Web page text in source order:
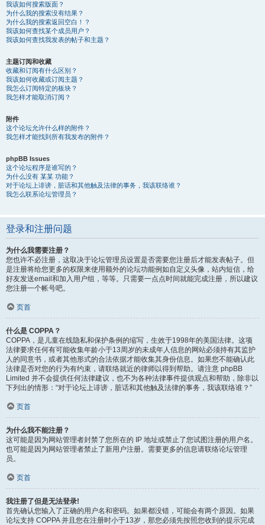
我该如何搜索版面？
为什么我的搜索没有结果？
为什么我的搜索返回空白！？
我该如何查找某个成员用户？
我该如何查找我发表的帖子和主题？
主题订阅和收藏
收藏和订阅有什么区别？
我该如何收藏或订阅主题？
我怎么订阅特定的板块？
我怎样才能取消订阅？
附件
这个论坛允许什么样的附件？
我怎样才能找到所有我发布的附件？
phpBB Issues
这个论坛程序是谁写的？
为什么没有 某某 功能？
对于论坛上诽谤，脏话和其他触及法律的事务，我该联络谁？
我怎么联系论坛管理员？
登录和注册问题
为什么我需要注册？
您也许不必注册，这取决于论坛管理员设置是否需要您注册后才能发表帖子。但
是注册将给您更多的权限来使用额外的论坛功能例如自定义头像，站内短信，给
好友发送email和加入用户组，等等。只需要一点点时间就能完成注册，所以建议
您注册一个帐号吧。
页首
什么是 COPPA？
COPPA，是儿童在线隐私和保护条例的缩写，生效于1998年的美国法律。这项
法律要求任何有可能收集年龄小于13周岁的未成年人信息的网站必须持有其监护
人的同意书，或者其他形式的合法依据才能收集其身份信息。如果您不能确认此
法律是否对您的行为有约束，请联络就近的律师以得到帮助。请注意 phpBB
Limited 并不会提供任何法律建议，也不为各种法律事件提供观点和帮助，除非以
下列出的情形：“对于论坛上诽谤，脏话和其他触及法律的事务，我该联络谁？”
页首
为什么我不能注册？
这可能是因为网站管理者封禁了您所在的 IP 地址或禁止了您试图注册的用户名。
也可能是因为网站管理者禁止了新用户注册。需要更多的信息请联络论坛管理
员。
页首
我注册了但是无法登录!
首先确认您输入了正确的用户名和密码。如果都没错，可能会有两个原因。如果
论坛支持 COPPA 并且您在注册时小于13岁，那您必须先按照您收到的提示完成